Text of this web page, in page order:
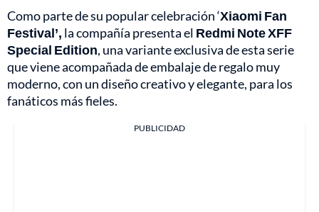
Como parte de su popular celebración ‘Xiaomi Fan
Festival’, la compañía presenta el Redmi Note XFF
Special Edition, una variante exclusiva de esta serie
que viene acompañada de embalaje de regalo muy
moderno, con un diseño creativo y elegante, para los
fanáticos más fieles.
PUBLICIDAD